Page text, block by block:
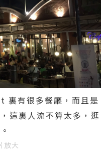
有很多餐廳，而且是
這裏人流不算太多，逛
放大